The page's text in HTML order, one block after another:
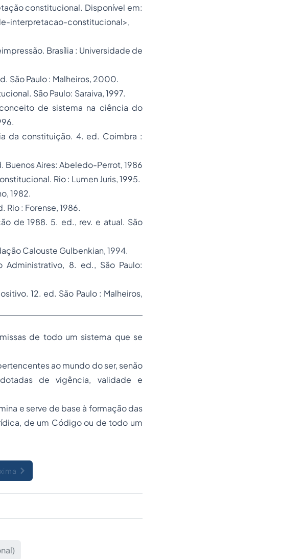
constitucional. Disponível em:
interpretacao-constitucional>,
Brasília : Universidade de
São Paulo : Malheiros, 2000.
São Paulo: Saraiva, 1997.
de sistema na ciência do
da constituição. 4. ed. Coimbra :
Buenos Aires: Abeledo-Perrot, 1986
Rio : Lumen Juris, 1995.
1982.
Rio : Forense, 1986.
de 1988. 5. ed., rev. e atual. São
Calouste Gulbenkian, 1994.
Administrativo, 8. ed., São Paulo:
12. ed. São Paulo : Malheiros,
de todo um sistema que se
ao mundo do ser, senão
de vigência, validade e
e serve de base à formação das
de um Código ou de todo um